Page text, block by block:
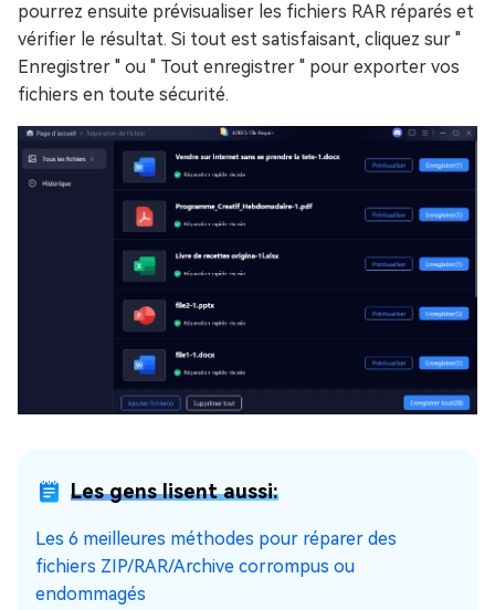
pourrez ensuite prévisualiser les fichiers RAR réparés et
vérifier le résultat. Si tout est satisfaisant, cliquez sur "
Enregistrer " ou " Tout enregistrer " pour exporter vos
fichiers en toute sécurité.
Les gens lisent aussi:
Les 6 meilleures méthodes pour réparer des
fichiers ZIP/RAR/Archive corrompus ou
endommagés